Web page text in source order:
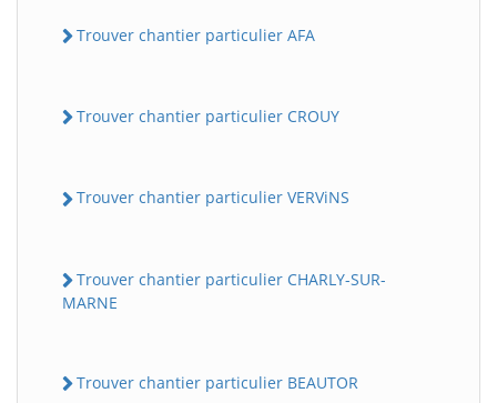
Trouver chantier particulier AFA
Trouver chantier particulier CROUY
Trouver chantier particulier VERViNS
Trouver chantier particulier CHARLY-SUR-
MARNE
Trouver chantier particulier BEAUTOR